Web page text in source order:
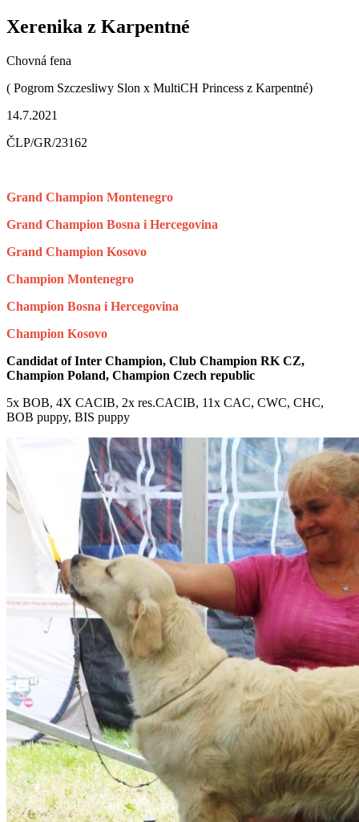
Xerenika z Karpentné
Chovná fena
( Pogrom Szczesliwy Slon x MultiCH Princess z Karpentné)
14.7.2021
ČLP/GR/23162
Grand Champion Montenegro
Grand Champion Bosna i Hercegovina
Grand Champion Kosovo
Champion Montenegro
Champion Bosna i Hercegovina
Champion Kosovo
Candidat of Inter Champion, Club Champion RK CZ,
Champion Poland, Champion Czech republic
5x BOB, 4X CACIB, 2x res.CACIB, 11x CAC, CWC, CHC,
BOB puppy, BIS puppy